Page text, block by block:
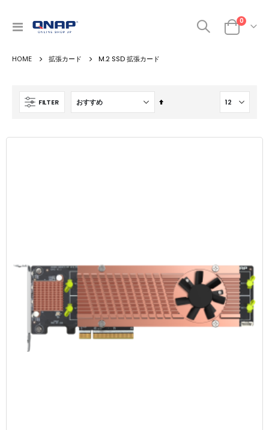
ナ
呼
カート
0商品
拡張カード M.2 SSD 拡張カード
FILTER
降